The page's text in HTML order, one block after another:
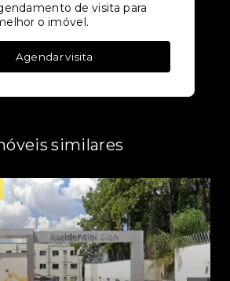
de visita para
o imóvel.
Agendar visita
similares